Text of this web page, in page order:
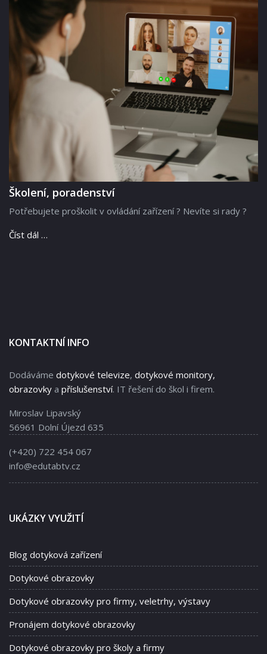
Školení, poradenství
Potřebujete proškolit v ovládání zařízení ? Nevíte si rady ?
Číst dál …
KONTAKTNÍ INFO
Dodáváme dotykové televize, dotykové monitory,
obrazovky a příslušenství. IT řešení do škol i firem.
Miroslav Lipavský
56961 Dolní Újezd 635
(+420) 722 454 067
info@edutabtv.cz
UKÁZKY VYUŽITÍ
Blog dotyková zařízení
Dotykové obrazovky
Dotykové obrazovky pro firmy, veletrhy, výstavy
Pronájem dotykové obrazovky
Dotykové obrazovky pro školy a firmy